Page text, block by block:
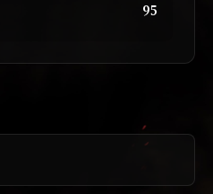
95